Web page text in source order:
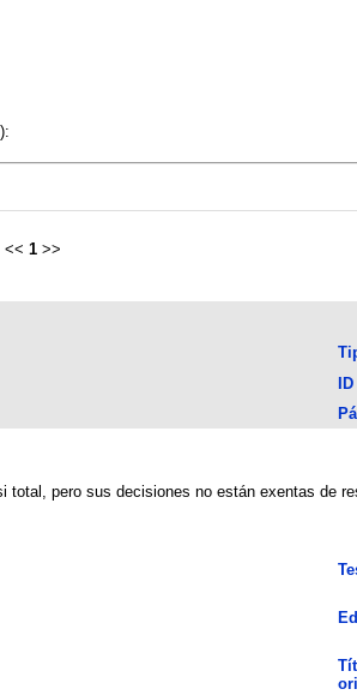
):
<< 1 >>
total, pero sus decisiones no están exentas de